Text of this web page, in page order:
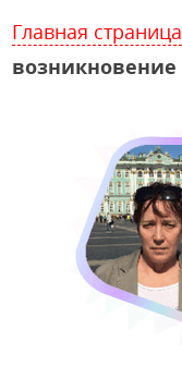
Главная страница
возникновение